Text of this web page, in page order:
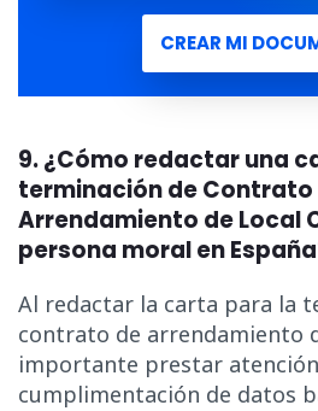
CREAR MI
9. ¿Cómo redactar una
terminación de Contrato
Arrendamiento de Local
persona moral en
Al redactar la carta para la
contrato de arrendamiento
importante prestar
cumplimentación de datos